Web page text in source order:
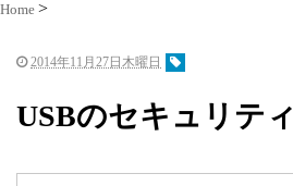
Home
2014年11月27日木曜日
USBのセキュリティ